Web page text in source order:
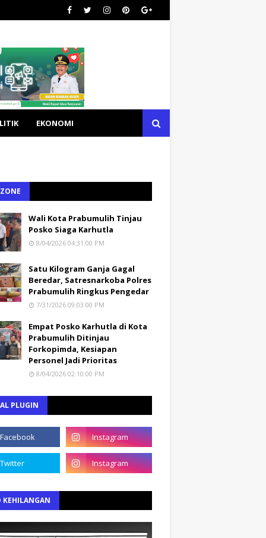
EKONOMI
Wali Kota Prabumulih Tinjau
Posko Siaga Karhutla
8/04/2026 04:31:00 PM
Satu Kilogram Ganja Gagal
Beredar, Satresnarkoba Polres
Prabumulih Ringkus Pengedar
7/31/2026 09:03:00 PM
Empat Posko Karhutla di Kota
Prabumulih Ditinjau
Forkopimda, Kesiapan
Personel Jadi Prioritas
8/04/2026 02:10:00 PM
PLUGIN
KEHILANGAN